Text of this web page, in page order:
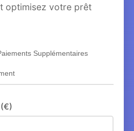
optimisez votre prêt
Supplémentaires